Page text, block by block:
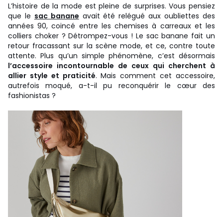
L’histoire de la mode est pleine de surprises. Vous pensiez
que le sac banane avait été relégué aux oubliettes des
années 90, coincé entre les chemises à carreaux et les
colliers choker ? Détrompez-vous ! Le sac banane fait un
retour fracassant sur la scène mode, et ce, contre toute
attente. Plus qu’un simple phénomène, c’est désormais
l’accessoire incontournable de ceux qui cherchent à
allier style et praticité. Mais comment cet accessoire,
autrefois moqué, a-t-il pu reconquérir le cœur des
fashionistas ?